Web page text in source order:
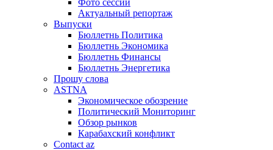
Фото сессии
Актуальный репортаж
Выпуски
Бюллетнь Политика
Бюллетнь Экономика
Бюллетнь Финансы
Бюллетнь Энергетика
Прошу слова
ASTNA
Экономическое обозрение
Политический Мониторинг
Обзор рынков
Карабахский конфликт
Contact az